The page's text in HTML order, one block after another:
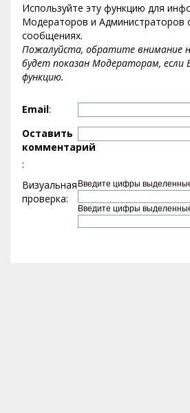
Используйте эту функцию для
Модераторов и Администраторов
сообщениях.
Пожалуйста, обратите внимание
будет показан Модераторам, если
функцию.
Email:
Оставить
комментарий
:
Визуальная
проверка:
Введите цифры
Введите цифры